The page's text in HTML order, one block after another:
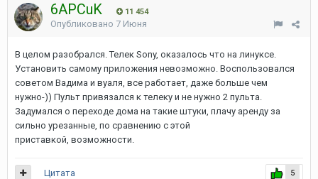
6APCuK 11 454
Опубликовано 7 Июня
В целом разобрался. Телек Sony, оказалось что на линуксе.
Установить самому приложения невозможно. Воспользовался
советом Вадима и вуаля, все работает, даже больше чем
нужно-)) Пульт привязался к телеку и не нужно 2 пульта.
Задумался о переходе дома на такие штуки, плачу аренду за
сильно урезанные, по сравнению с этой
приставкой, возможности.
5
Цитата